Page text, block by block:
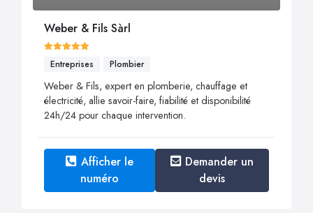
Weber & Fils Sàrl
Entreprises Plombier
Weber & Fils, expert en plomberie, chauffage et
électricité, allie savoir-faire, fiabilité et disponibilité
24h/24 pour chaque intervention.
Afficher le
numéro
Demander un
devis